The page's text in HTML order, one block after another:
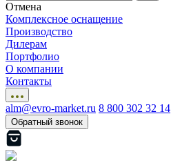
Отмена
Комплексное оснащение
Производство
Дилерам
Портфолио
О компании
Контакты
alm@evro-market.ru 8 800 302 32 14
Обратный звонок